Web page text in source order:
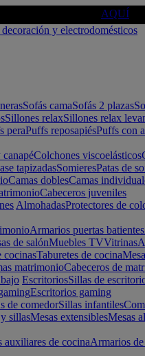
AQUÍ
Sofás camaSofás 2 plazas
Sillones relaxSillones relax
peraPuffs reposapiésPuffs con
Colchones viscoelásticos
tapizadasSomieresPatas de
Camas doblesCamas
Cabeceros juveniles
AlmohadasProtectores de
Armarios puertas batientes
de salónMuebles TVVitrinas
cocinasTaburetes de cocina
matrimonioCabeceros de
EscritoriosSillas de
Escritorios gaming
de comedorSillas infantiles
sillasMesas extensiblesMesas
auxiliares de cocinaArmarios